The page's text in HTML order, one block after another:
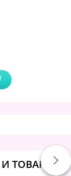
И ТОВАРЫ: